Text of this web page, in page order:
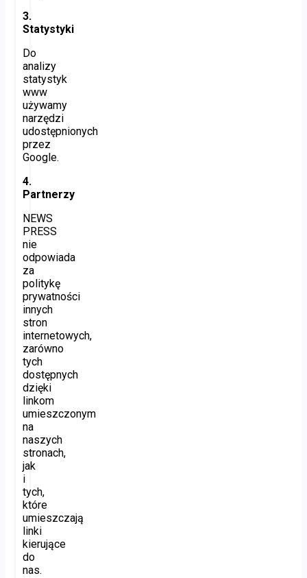
3.
Statystyki
Do
analizy
statystyk
www
używamy
narzędzi
udostępnionych
przez
Google.
4.
Partnerzy
NEWS
PRESS
nie
odpowiada
za
politykę
prywatności
innych
stron
internetowych,
zarówno
tych
dostępnych
dzięki
linkom
umieszczonym
na
naszych
stronach,
jak
i
tych,
które
umieszczają
linki
kierujące
do
nas.